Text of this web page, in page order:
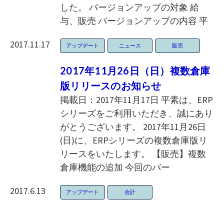
した。 バージョンアップの対象 給
与、販売 バージョンアップの内容 平
2017.11.17 アップデート ニュース 販売
2017年11月26日（日）複数倉庫
版リリースのお知らせ
掲載日：2017年11月17日 平素は、ERP
シリーズをご利用いただき、誠にあり
がとうございます。 2017年11月26日
(日)に、ERPシリーズの複数倉庫版リ
リースをいたします。 【販売】複数
倉庫機能の追加 今回のバー
2017.6.13 アップデート 会計